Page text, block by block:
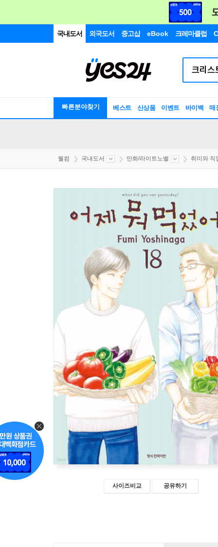
국내도서 외국도서 중고샵 eBook 크레마클럽
빠른분야찾기 베스트 신상품 이벤트 바이백 매
웰컴 국내도서 만화/라이트노벨 취미와 직
사이즈비교 공유하기